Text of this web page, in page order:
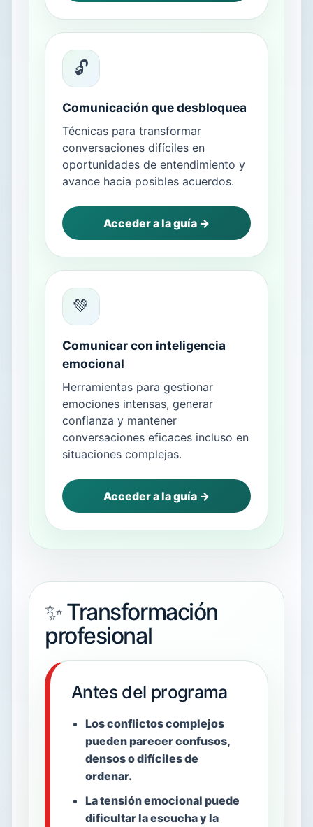
🔓
Comunicación que desbloquea
Técnicas para transformar
conversaciones difíciles en
oportunidades de entendimiento y
avance hacia posibles acuerdos.
Acceder a la guía →
💚
Comunicar con inteligencia
emocional
Herramientas para gestionar
emociones intensas, generar
confianza y mantener
conversaciones eficaces incluso en
situaciones complejas.
Acceder a la guía →
✨ Transformación
profesional
Antes del programa
Los conflictos complejos
pueden parecer confusos,
densos o difíciles de
ordenar.
La tensión emocional puede
dificultar la escucha y la